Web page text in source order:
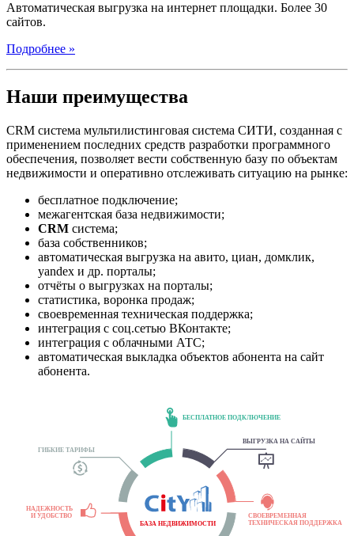
Автоматическая выгрузка на интернет площадки. Более 30
сайтов.
Подробнее »
Наши преимущества
CRM система мультилистинговая система СИТИ, созданная с
применением последних средств разработки программного
обеспечения, позволяет вести собственную базу по объектам
недвижимости и оперативно отслеживать ситуацию на рынке:
бесплатное подключение;
межагентская база недвижимости;
CRM система;
база собственников;
автоматическая выгрузка на авито, циан, домклик,
yandex и др. порталы;
отчёты о выгрузках на порталы;
статистика, воронка продаж;
своевременная техническая поддержка;
интеграция с соц.сетью ВКонтакте;
интеграция с облачными АТС;
автоматическая выкладка объектов абонента на сайт
абонента.